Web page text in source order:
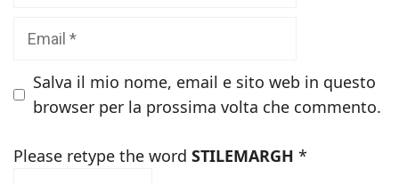
Salva il mio nome, email e sito web in questo
browser per la prossima volta che commento.
Please retype the word STILEMARGH *